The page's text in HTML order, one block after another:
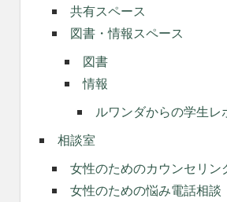
共有スペース
図書・情報スペース
図書
情報
ルワンダからの学生レ
相談室
女性のためのカウンセリン
女性のための悩み電話相談